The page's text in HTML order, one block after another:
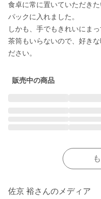
食卓に常に置いていただき
パックに入れました。
しかも、手でもきれいにま
茶筒もいらないので、好き
ださい。
販売中の商品
佐京 裕さんのメディア